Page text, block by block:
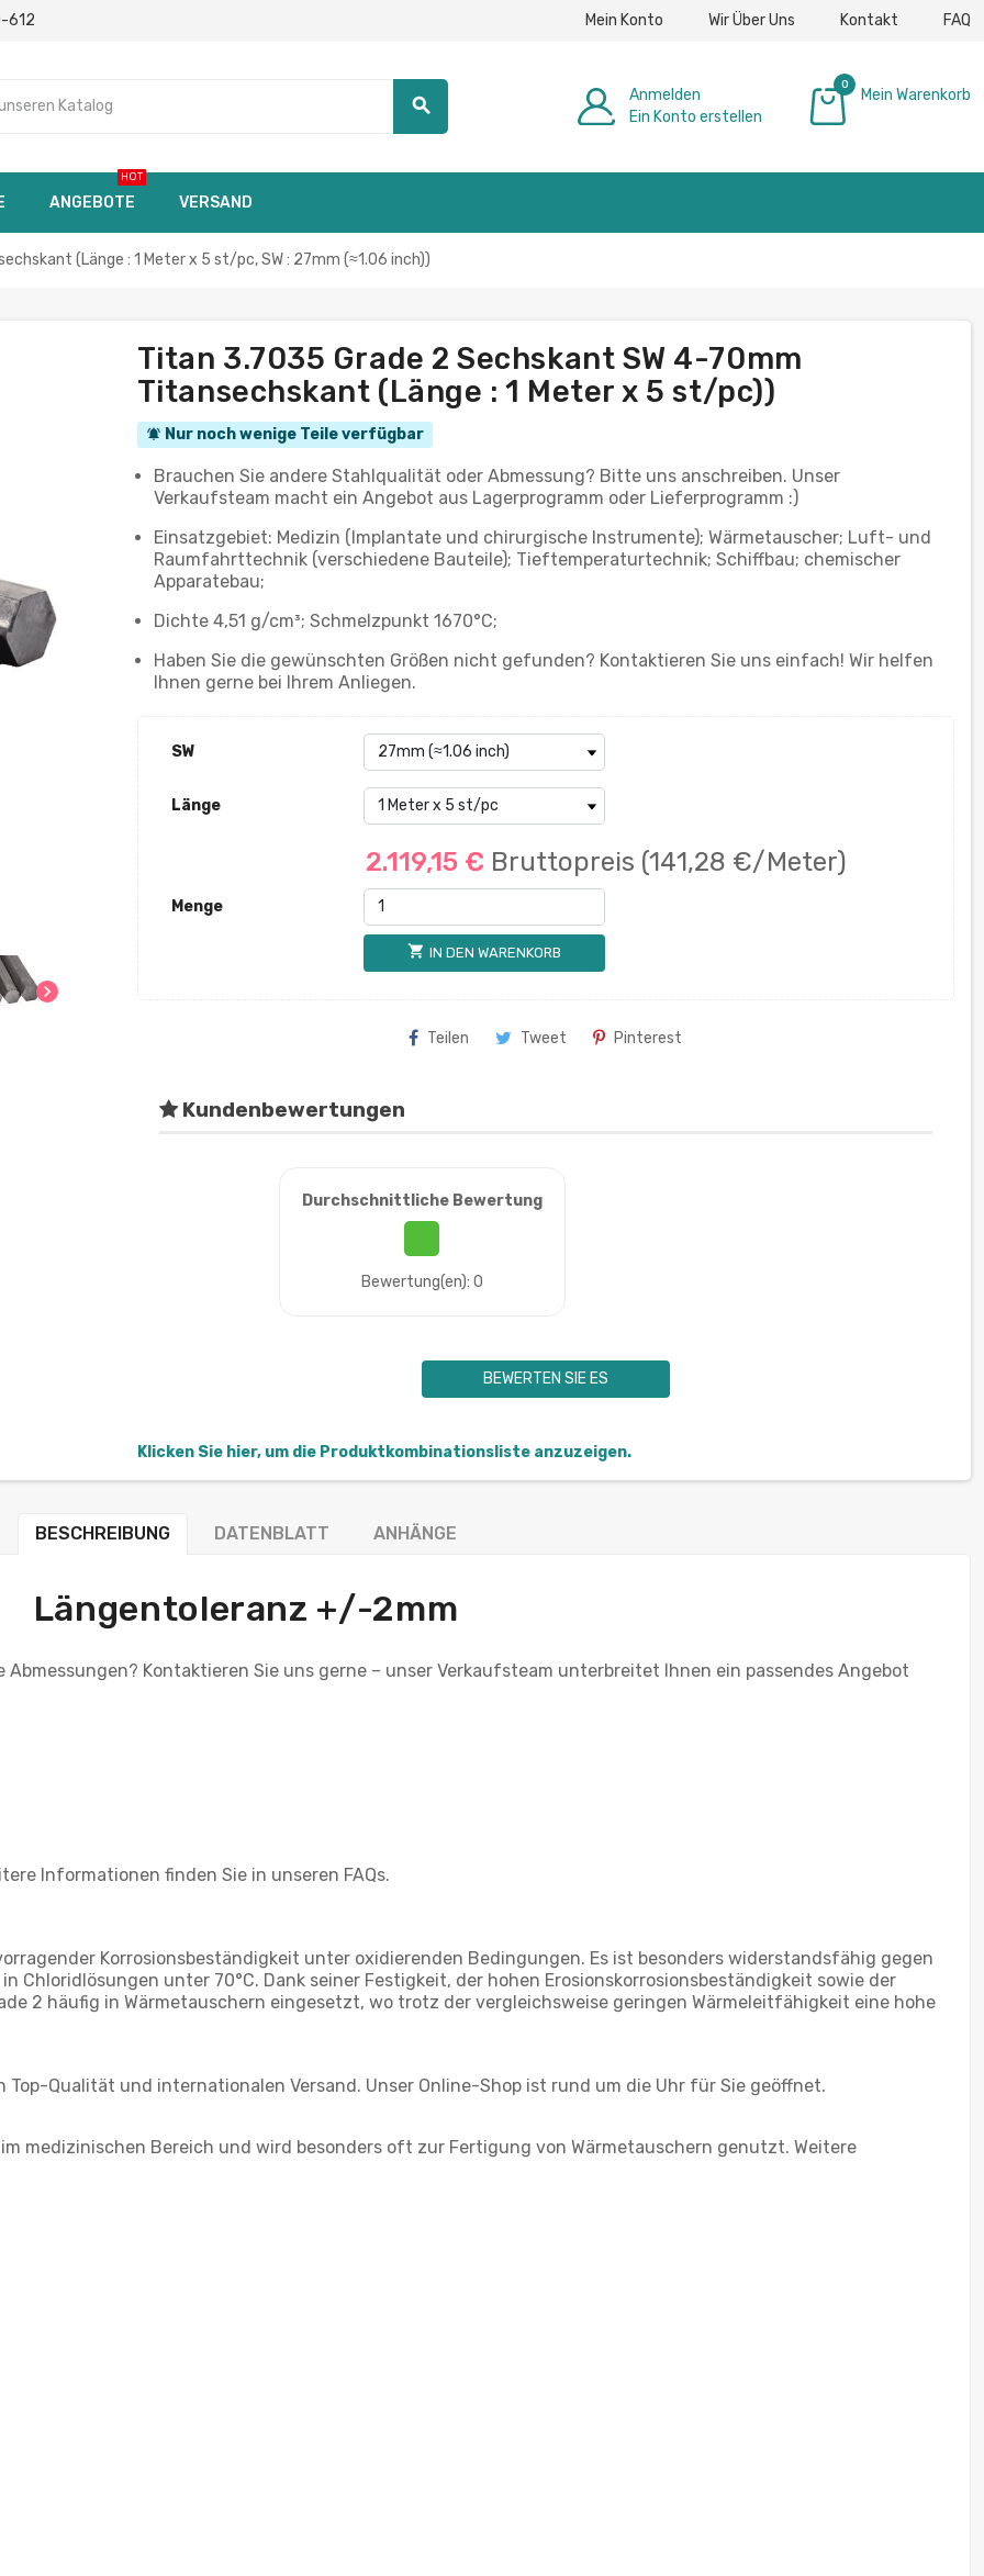
612 Mein Konto Wir Über Uns Kontakt FAQ
search
Anmelden
Ein Konto erstellen
0
Mein Warenkorb
ANGEBOTE
HOT
VERSAND
(Länge : 1 Meter x 5 st/pc, SW : 27mm (≈1.06 inch))
chevron_right
Titan 3.7035 Grade 2 Sechskant SW 4-70mm
Titansechskant (Länge : 1 Meter x 5 st/pc))
notifications_active Nur noch wenige Teile verfügbar
Brauchen Sie andere Stahlqualität oder Abmessung? Bitte uns anschreiben. Unser
Verkaufsteam macht ein Angebot aus Lagerprogramm oder Lieferprogramm :)
Einsatzgebiet: Medizin (Implantate und chirurgische Instrumente); Wärmetauscher; Luft- und
Raumfahrttechnik (verschiedene Bauteile); Tieftemperaturtechnik; Schiffbau; chemischer
Apparatebau;
Dichte 4,51 g/cm³; Schmelzpunkt 1670°C;
Haben Sie die gewünschten Größen nicht gefunden? Kontaktieren Sie uns einfach! Wir helfen
Ihnen gerne bei Ihrem Anliegen.
SW
Länge
2.119,15 € Bruttopreis (141,28 €/Meter)
Menge
shopping_cart IN DEN WARENKORB
Teilen Tweet Pinterest
Kundenbewertungen
Durchschnittliche Bewertung
Bewertung(en): 0
BEWERTEN SIE ES
Klicken Sie hier, um die Produktkombinationsliste anzuzeigen.
BESCHREIBUNG DATENBLATT ANHÄNGE
Längentoleranz +/-2mm
Kontaktieren Sie uns gerne – unser Verkaufsteam unterbreitet Ihnen ein passendes Angebot
Informationen finden Sie in unseren FAQs.
Korrosionsbeständigkeit unter oxidierenden Bedingungen. Es ist besonders widerstandsfähig gegen
Chloridlösungen unter 70°C. Dank seiner Festigkeit, der hohen Erosionskorrosionsbeständigkeit sowie der
2 häufig in Wärmetauschern eingesetzt, wo trotz der vergleichsweise geringen Wärmeleitfähigkeit eine hohe
Top-Qualität und internationalen Versand. Unser Online-Shop ist rund um die Uhr für Sie geöffnet.
medizinischen Bereich und wird besonders oft zur Fertigung von Wärmetauschern genutzt. Weitere